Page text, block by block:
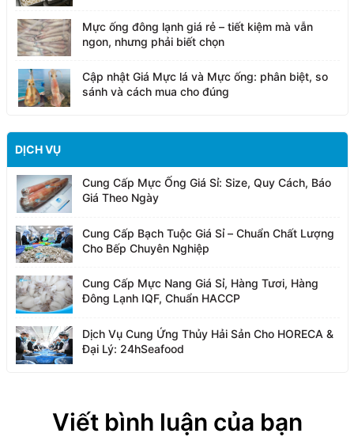
Mực ống đông lạnh giá rẻ – tiết kiệm mà vẫn
ngon, nhưng phải biết chọn
Cập nhật Giá Mực lá và Mực ống: phân biệt, so
sánh và cách mua cho đúng
DỊCH VỤ
Cung Cấp Mực Ống Giá Sỉ: Size, Quy Cách, Báo
Giá Theo Ngày
Cung Cấp Bạch Tuộc Giá Sỉ – Chuẩn Chất Lượng
Cho Bếp Chuyên Nghiệp
Cung Cấp Mực Nang Giá Sỉ, Hàng Tươi, Hàng
Đông Lạnh IQF, Chuẩn HACCP
Dịch Vụ Cung Ứng Thủy Hải Sản Cho HORECA &
Đại Lý: 24hSeafood
Viết bình luận của bạn